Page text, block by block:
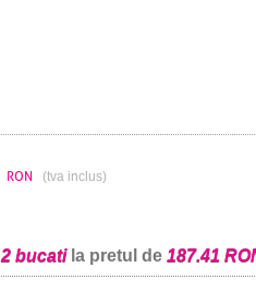
RON (tva inclus)
2 bucatila pretul de 187.41